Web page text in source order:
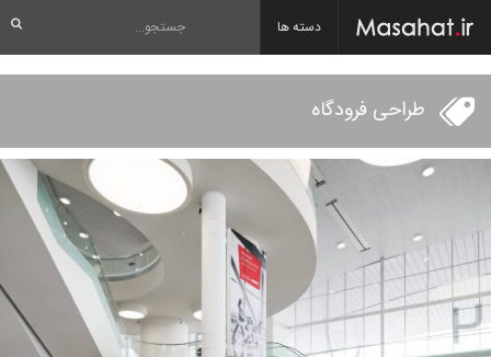
دسته ها
طراحی فرودگاه